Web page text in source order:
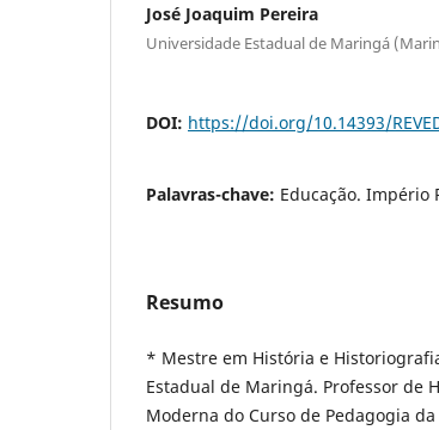
José Joaquim Pereira
Universidade Estadual de Maringá
DOI: https://doi.org/10.14393/
Palavras-chave: Educação. Império
Resumo
* Mestre em História e
Estadual de Maringá. Professor de
Moderna do Curso de Pedagogia